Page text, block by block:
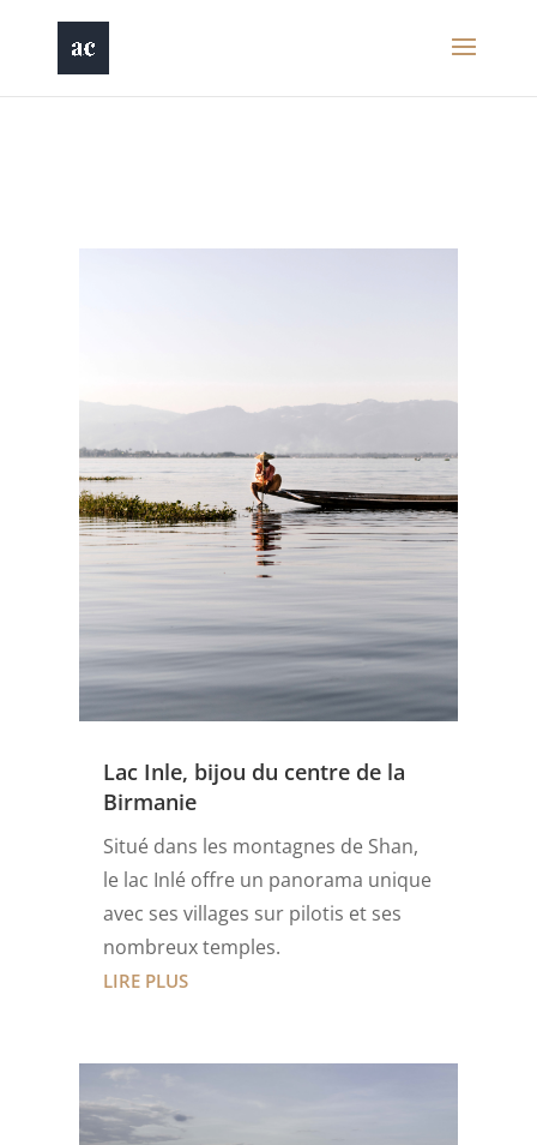
Lac Inle, bijou du centre de la
Birmanie
Situé dans les montagnes de Shan,
le lac Inlé offre un panorama unique
avec ses villages sur pilotis et ses
nombreux temples.
LIRE PLUS